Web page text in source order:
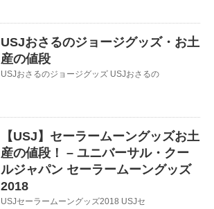
USJおさるのジョージグッズ・お土
産の値段
USJおさるのジョージグッズ USJおさるの
【USJ】セーラームーングッズお土
産の値段！ – ユニバーサル・クー
ルジャパン セーラームーングッズ
2018
USJセーラームーングッズ2018 USJセ